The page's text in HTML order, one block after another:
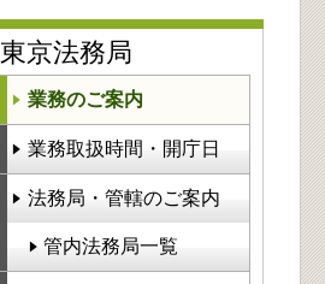
東京法務局
業務のご案内
業務取扱時間・開庁日
法務局・管轄のご案内
管内法務局一覧